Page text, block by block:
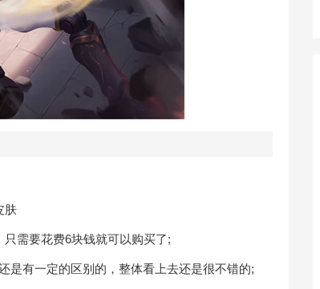
肤
需要花费6块钱就可以购买了;
有一定的区别的，整体看上去还是很不错的;